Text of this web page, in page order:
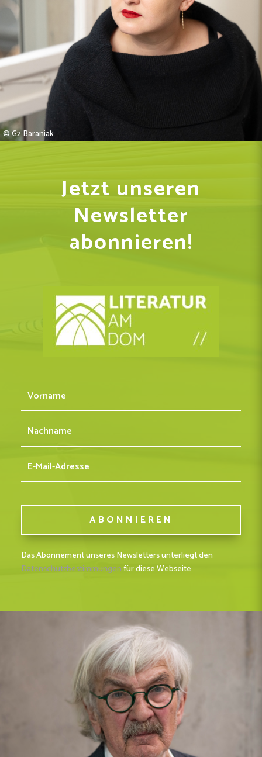
© G2 Baraniak
Jetzt unseren
Newsletter
abonnieren!
Das Abonnement unseres Newsletters unterliegt den
Datenschutzbestimmungenfür diese Webseite.